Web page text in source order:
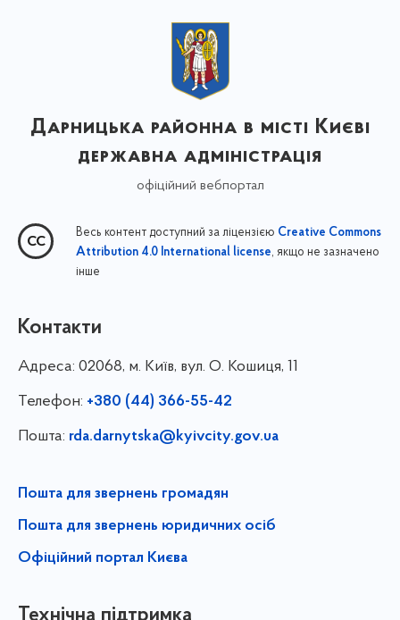
Дарницька районна в місті Києві
державна адміністрація
офіційний вебпортал
Весь контент доступний за ліцензією Creative Commons
Attribution 4.0 International license, якщо не зазначено
інше
Контакти
Адреса: 02068, м. Київ, вул. О. Кошиця, 11
Телефон: +380 (44) 366-55-42
Пошта: rda.darnytska@kyivcity.gov.ua
Пошта для звернень громадян
Пошта для звернень юридичних осіб
Офіційний портал Києва
Технічна підтримка